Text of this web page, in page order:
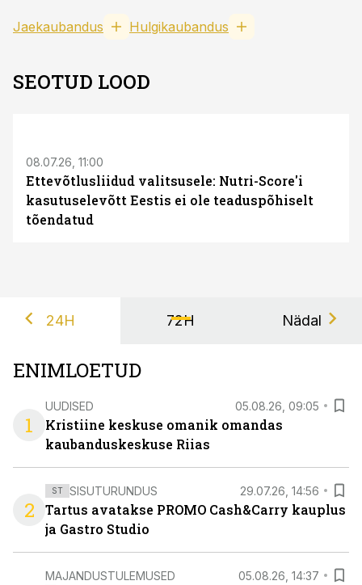
Jaekaubandus Hulgikaubandus
SEOTUD LOOD
08.07.26, 11:00
Ettevõtlusliidud valitsusele: Nutri-Score'i
kasutuselevõtt Eestis ei ole teaduspõhiselt
tõendatud
24H 72H Nädal
ENIMLOETUD
1
UUDISED 05.08.26, 09:05
Kristiine keskuse omanik omandas
kaubanduskeskuse Riias
2
ST SISUTURUNDUS 29.07.26, 14:56
Tartus avatakse PROMO Cash&Carry kauplus
ja Gastro Studio
MAJANDUSTULEMUSED 05.08.26, 14:37